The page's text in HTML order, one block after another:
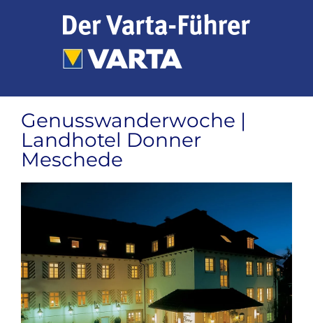
Genusswanderwoche |
Landhotel Donner
Meschede
grösseres